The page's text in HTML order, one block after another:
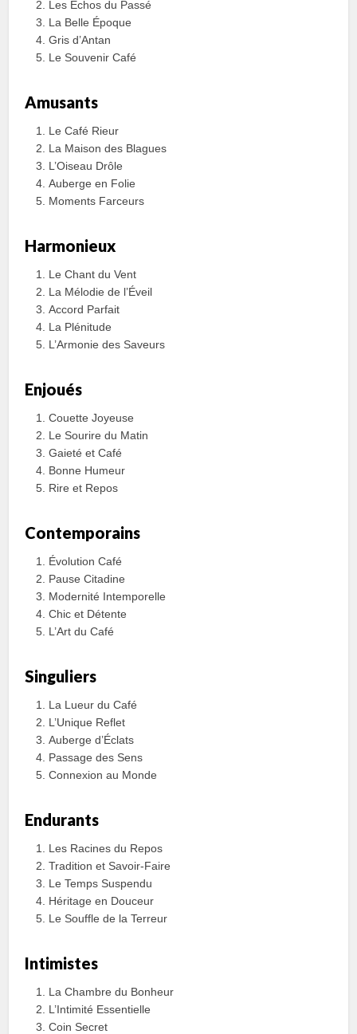
Les Échos du Passé
La Belle Époque
Gris d’Antan
Le Souvenir Café
Amusants
Le Café Rieur
La Maison des Blagues
L’Oiseau Drôle
Auberge en Folie
Moments Farceurs
Harmonieux
Le Chant du Vent
La Mélodie de l’Éveil
Accord Parfait
La Plénitude
L’Armonie des Saveurs
Enjoués
Couette Joyeuse
Le Sourire du Matin
Gaieté et Café
Bonne Humeur
Rire et Repos
Contemporains
Évolution Café
Pause Citadine
Modernité Intemporelle
Chic et Détente
L’Art du Café
Singuliers
La Lueur du Café
L’Unique Reflet
Auberge d’Éclats
Passage des Sens
Connexion au Monde
Endurants
Les Racines du Repos
Tradition et Savoir-Faire
Le Temps Suspendu
Héritage en Douceur
Le Souffle de la Terreur
Intimistes
La Chambre du Bonheur
L’Intimité Essentielle
Coin Secret